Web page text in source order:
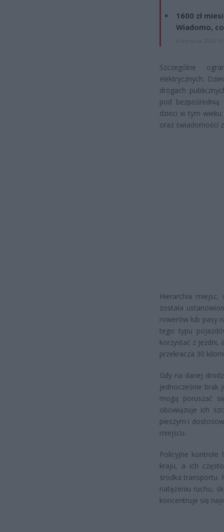
1600 zł
Wiadomo,
Szczególne
elektrycznych.
drogach
pod
dzieci w tym
oraz świadomości
Hierarchia
została
rowerów lub pasy
tego typu
korzystać z jezdni,
przekracza 30
Gdy na danej
jednocześnie brak
mogą poruszać
obowiązuje ich
pieszym i
miejscu.
Policyjne kontrole
kraju, a ich
środka transportu.
natężeniu ruchu,
koncentruje się